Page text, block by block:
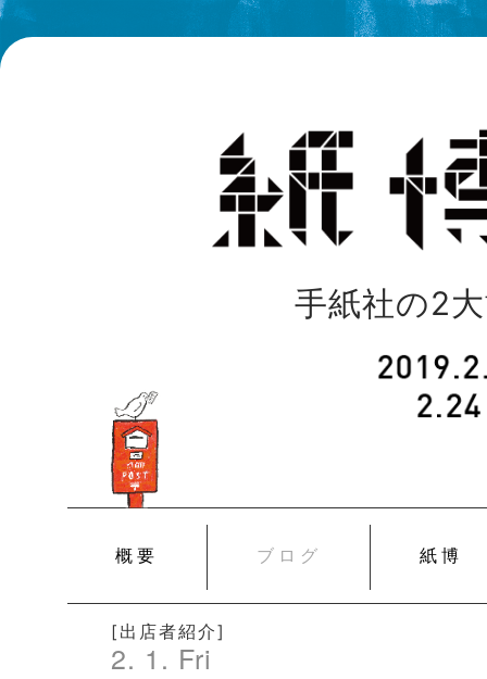
手紙社の2
CONTENT
概要 ブログ 紙博
[出店者紹介]
2. 1. Fri